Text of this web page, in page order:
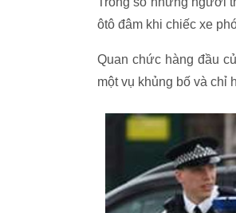
ôtô đâm khi chiếc xe
Quan chức hàng đầu
một vụ khủng bố và chỉ